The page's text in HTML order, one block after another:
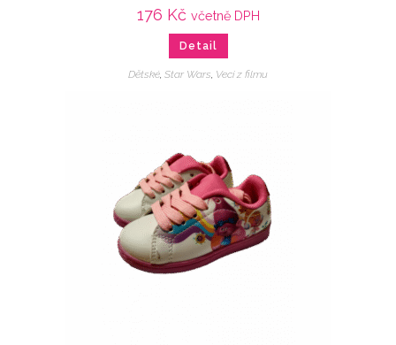
176 Kč včetně DPH
Detail
Dětské, Star Wars, Veci z filmu